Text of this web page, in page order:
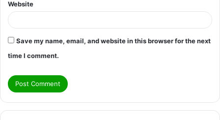
Website
Save my name, email, and website in this browser for the next
time I comment.